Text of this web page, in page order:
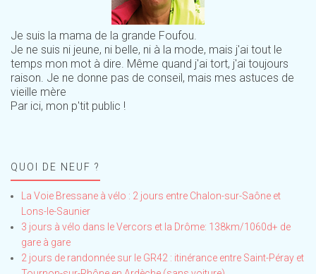
Je suis la mama de la grande Foufou.
Je ne suis ni jeune, ni belle, ni à la mode, mais j'ai tout le
temps mon mot à dire. Même quand j'ai tort, j'ai toujours
raison. Je ne donne pas de conseil, mais mes astuces de
vieille mère
Par ici, mon p'tit public !
QUOI DE NEUF ?
La Voie Bressane à vélo : 2 jours entre Chalon-sur-Saône et
Lons-le-Saunier
3 jours à vélo dans le Vercors et la Drôme: 138km/1060d+ de
gare à gare
2 jours de randonnée sur le GR42 : itinérance entre Saint-Péray et